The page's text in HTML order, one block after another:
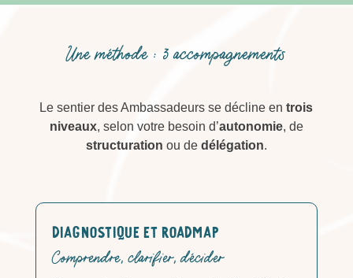
Une méthode : 3 accompagnements
Le sentier des Ambassadeurs se décline entrois
niveaux, selon votre besoin d’autonomie, de
structuration ou de délégation.
Diagnostique et roadmap
Comprendre, clarifier, décider